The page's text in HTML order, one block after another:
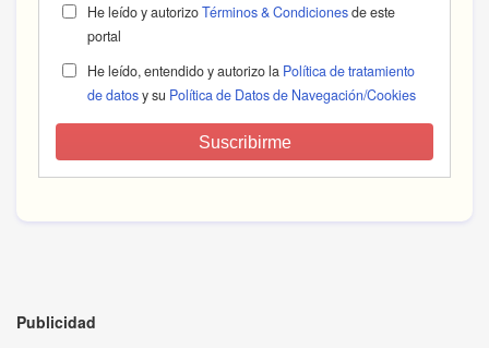
He leído y autorizoTérminos & Condicionesde este
portal
He leído, entendido y autorizo la Política de tratamiento
de datosy su Política de Datos de Navegación/Cookies
Suscribirme
Publicidad